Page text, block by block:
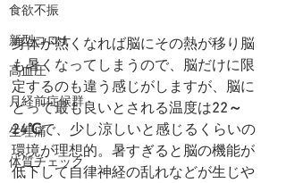
食欲不振
新型コロナ
高血圧
月経前症候群
生理痛
体質チェック
身体が熱くなれば脳にその熱が移り脳
も暑くなってしまうので、脳だけに限
定するのも違う感じがしますが、 脳に
とって最も良いとされる温度は22～
24℃で、少し涼しいと感じるくらいの
環境が理想的。暑すぎると脳の機能が
低下して自律神経の乱れなどが生じや